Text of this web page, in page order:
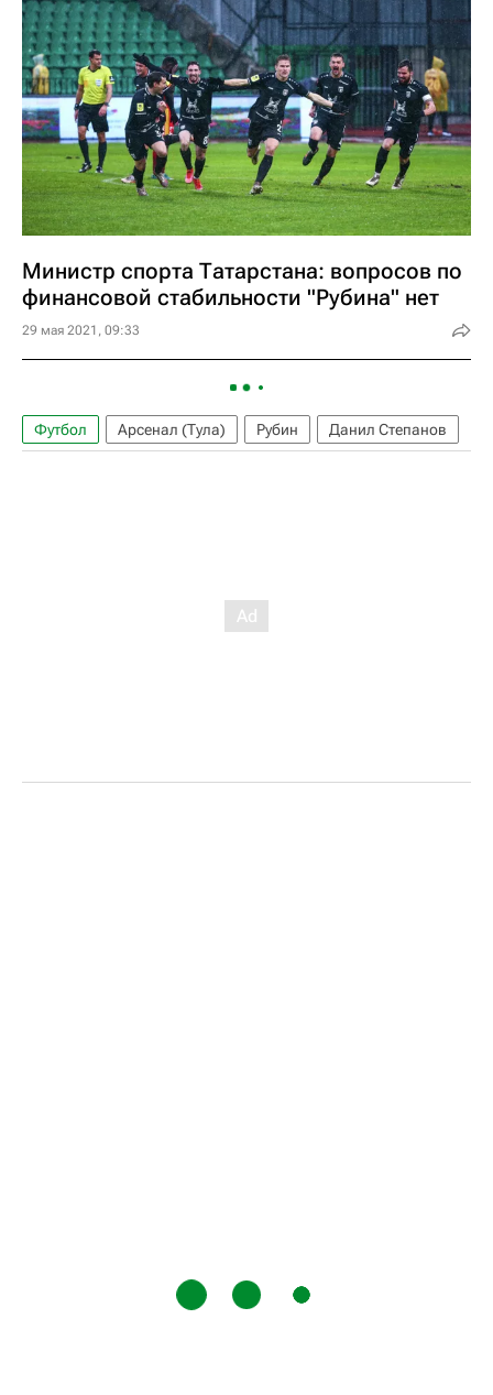
Министр спорта Татарстана: вопросов по
финансовой стабильности "Рубина" нет
29 мая 2021, 09:33
Футбол Арсенал (Тула) Рубин Данил Степанов